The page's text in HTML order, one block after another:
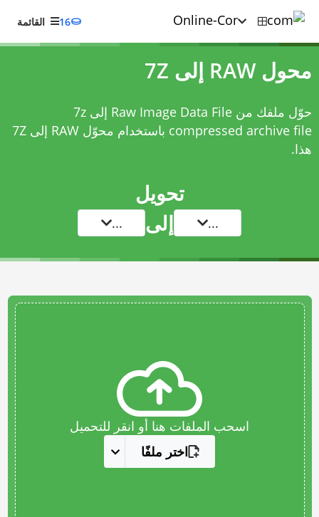
16 القائمة
محول RAW إلى 7Z
حوّل ملفك من Raw Image Data File إلى 7z
compressed archive file باستخدام
محوّل RAW إلى 7Z
هذا.
تحويل
... إلى ...
اسحب الملفات هنا أو انقر للتحميل
اختر ملفًا